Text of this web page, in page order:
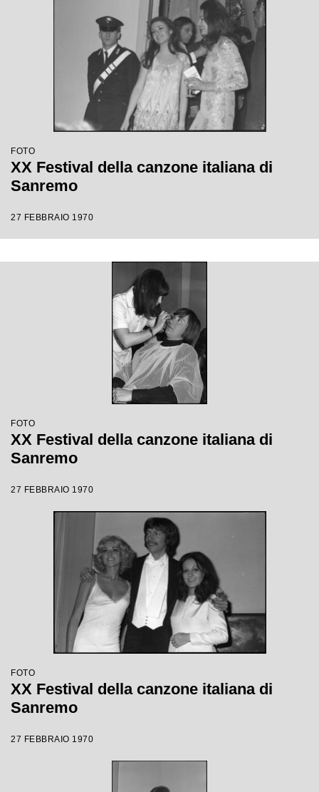
FOTO
XX Festival della canzone italiana di
Sanremo
27 FEBBRAIO 1970
FOTO
XX Festival della canzone italiana di
Sanremo
27 FEBBRAIO 1970
FOTO
XX Festival della canzone italiana di
Sanremo
27 FEBBRAIO 1970